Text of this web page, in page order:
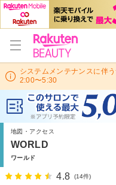
システムメンテナンスに伴
2:00〜5:30
地図・アクセス
WORLD
ワールド
4.8 (14件)